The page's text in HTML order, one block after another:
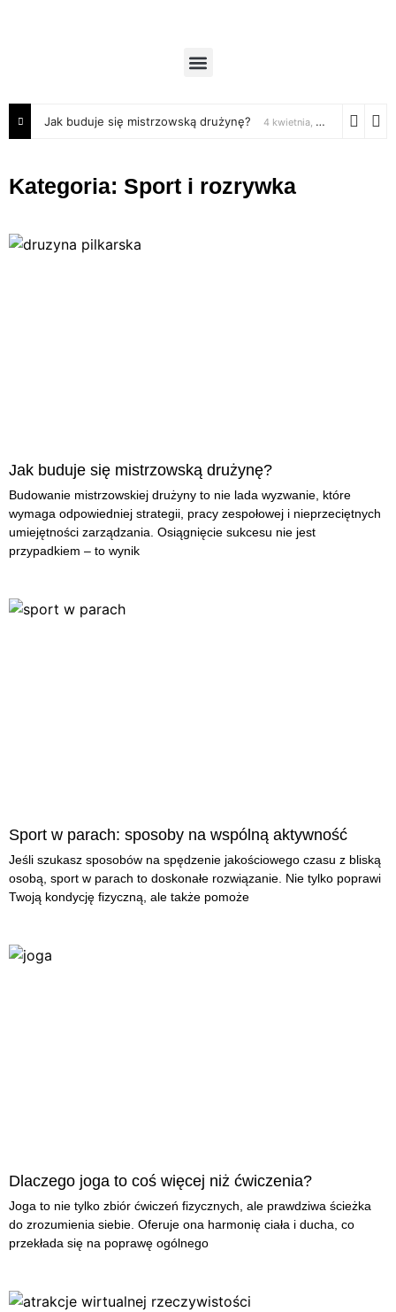
Jak buduje się mistrzowską drużynę? 4 kwietnia, 2025
Kategoria: Sport i rozrywka
Jak buduje się mistrzowską drużynę?
Budowanie mistrzowskiej drużyny to nie lada wyzwanie, które
wymaga odpowiedniej strategii, pracy zespołowej i nieprzeciętnych
umiejętności zarządzania. Osiągnięcie sukcesu nie jest
przypadkiem – to wynik
Sport w parach: sposoby na wspólną aktywność
Jeśli szukasz sposobów na spędzenie jakościowego czasu z bliską
osobą, sport w parach to doskonałe rozwiązanie. Nie tylko poprawi
Twoją kondycję fizyczną, ale także pomoże
Dlaczego joga to coś więcej niż ćwiczenia?
Joga to nie tylko zbiór ćwiczeń fizycznych, ale prawdziwa ścieżka
do zrozumienia siebie. Oferuje ona harmonię ciała i ducha, co
przekłada się na poprawę ogólnego